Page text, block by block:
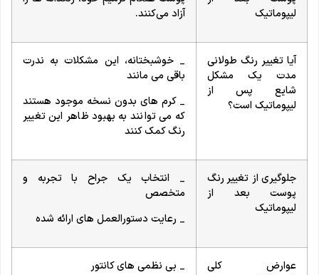
لیپوماتیک
آزاد می‌کنند.
آیا تغییر رنگ طولانی
مدت یک مشکل
شایع پس از
لیپوماتیک است؟
_ خوشبختانه، این مشکلات به ندرت
باقی می مانند
_ کرم های بدون نسخه موجود هستند
که می توانند به بهبود ظاهر این تغییر
رنگ کمک کنند
جلوگیری از تغییر رنگ
پوست بعد از
لیپوماتیک
_ انتخاب یک جراح با تجربه و
متخصص
_ رعایت دستورالعمل های ارائه شده
عوارض کلی
_ بی نظمی های کانتور